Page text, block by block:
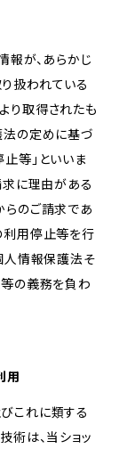
報が、あらかじ
扱われている
り取得されたも
法の定めに基づ
等」といいま
求に理由がある
らのご請求であ
利用停止等を行
人情報保護法そ
等の義務を負わ
用
これに類する
術は、当ショッ